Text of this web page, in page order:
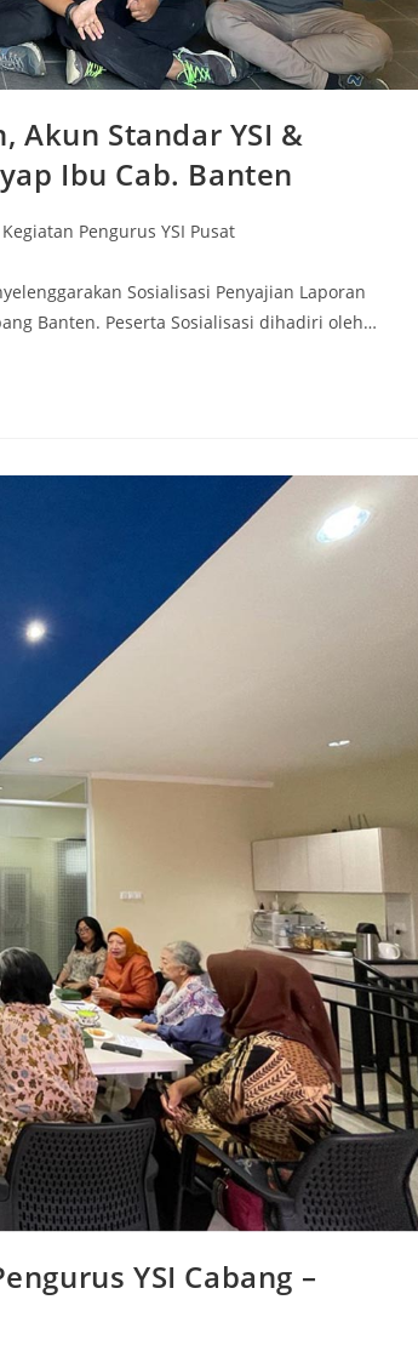
Akun Standar YSI &
Ibu Cab. Banten
Kegiatan Pengurus YSI Pusat
Sosialisasi Penyajian Laporan
Banten. Peserta Sosialisasi dihadiri oleh…
YSI Cabang –